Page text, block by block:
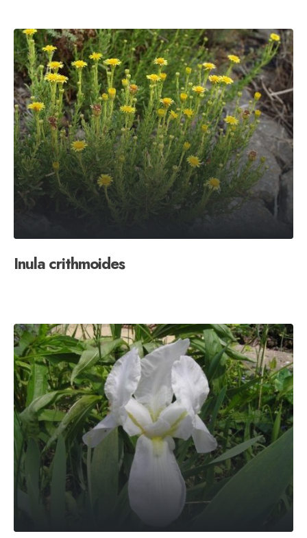
Inula crithmoides